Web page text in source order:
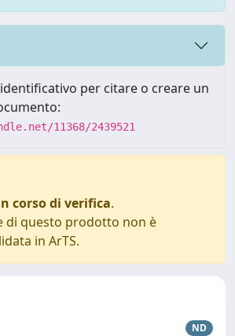
per citare o creare un
11368/2439521
corso di verifica.
di questo prodotto non è
in ArTS.
ND